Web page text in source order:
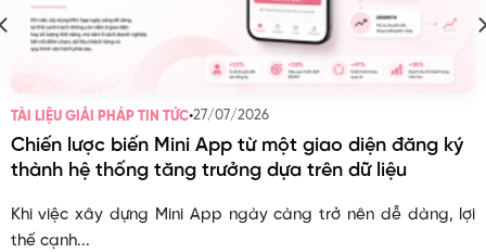
TÀI LIỆU GIẢI PHÁP TIN TỨC•27/07/2026
Chiến lược biến Mini App từ một giao diện đăng ký
thành hệ thống tăng trưởng dựa trên dữ liệu
Khi việc xây dựng Mini App ngày càng trở nên dễ dàng, lợi
thế cạnh...